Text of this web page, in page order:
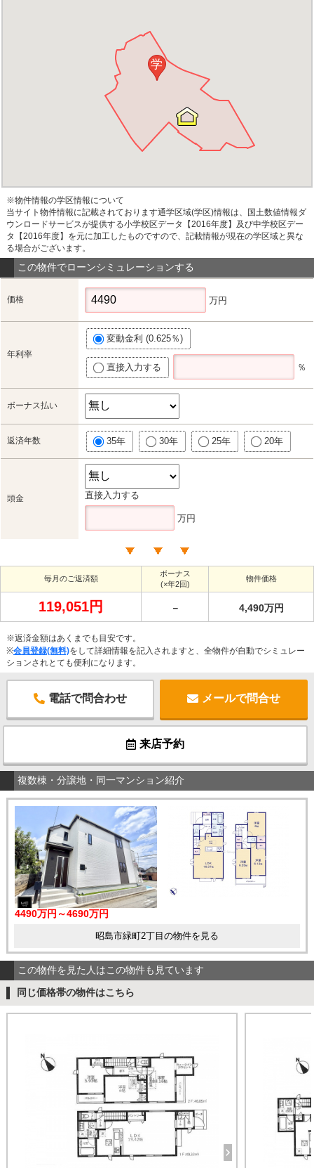
学
※物件情報の学区情報について
当サイト物件情報に記載されております通学区域(学区)情報は、国土数値情報ダ
ウンロードサービスが提供する小学校区データ【2016年度】及び中学校区デー
タ【2016年度】を元に加工したものですので、記載情報が現在の学区域と異な
る場合がございます。
この物件でローンシミュレーションする
価格 万円
年利率
変動金利 (0.625％)
直接入力する ％
ボーナス払い
返済年数 35年 30年 25年 20年
頭金 直接入力する
万円
毎月のご返済額
ボーナス
(×年2回)
物件価格
119,051円 － 4,490万円
※返済金額はあくまでも目安です。
※会員登録(無料)をして詳細情報を記入されますと、全物件が自動でシミュレー
ションされとても便利になります。
電話で問合わせ メールで問合せ
来店予約
複数棟・分譲地・同一マンション紹介
4490万円～4690万円
昭島市緑町2丁目の物件を見る
この物件を見た人はこの物件も見ています
同じ価格帯の物件はこちら